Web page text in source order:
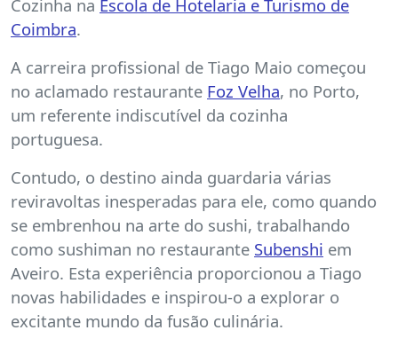
Cozinha na Escola de Hotelaria e Turismo de
Coimbra.
A carreira profissional de Tiago Maio começou
no aclamado restaurante Foz Velha, no Porto,
um referente indiscutível da cozinha
portuguesa.
Contudo, o destino ainda guardaria várias
reviravoltas inesperadas para ele, como quando
se embrenhou na arte do sushi, trabalhando
como sushiman no restaurante Subenshi em
Aveiro. Esta experiência proporcionou a Tiago
novas habilidades e inspirou-o a explorar o
excitante mundo da fusão culinária.